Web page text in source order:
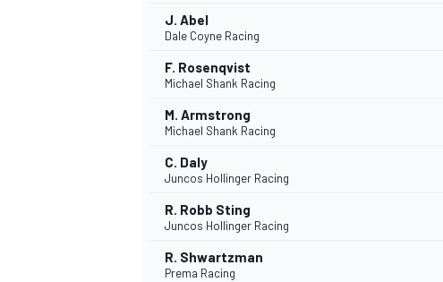
J. Abel
Dale Coyne Racing
F. Rosenqvist
Michael Shank Racing
M. Armstrong
Michael Shank Racing
C. Daly
Juncos Hollinger Racing
R. Robb Sting
Juncos Hollinger Racing
R. Shwartzman
Prema Racing